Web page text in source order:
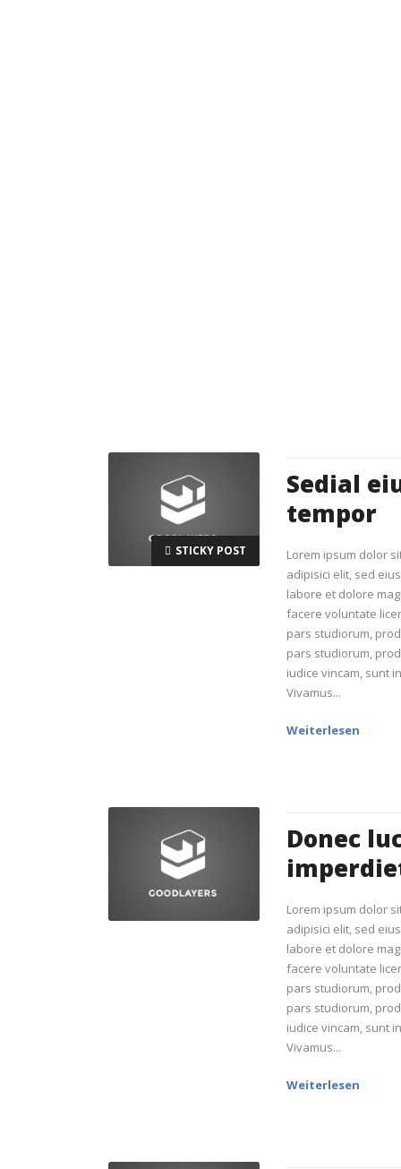
STICKY POST
Sedial
tempor
Lorem ipsum dolor
adipisici elit, sed
labore et dolore
facere voluntate
pars studiorum,
pars studiorum,
iudice vincam, sunt
Vivamus...
Weiterlesen
Donec
Lorem ipsum dolor
adipisici elit, sed
labore et dolore
facere voluntate
pars studiorum,
pars studiorum,
iudice vincam, sunt
Vivamus...
Weiterlesen